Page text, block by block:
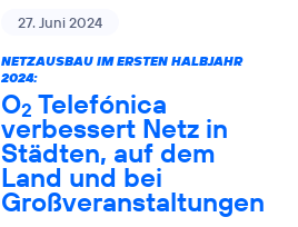
27. Juni 2024
NETZAUSBAU IM ERSTEN HALBJAHR
2024:
O2 Telefónica
verbessert Netz in
Städten, auf dem
Land und bei
Großveranstaltungen